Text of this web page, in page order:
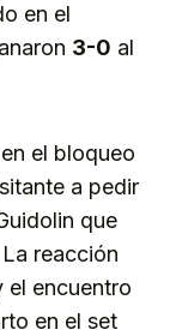
en el
3-0 al
el bloqueo
a pedir
que
reacción
el encuentro
en el set